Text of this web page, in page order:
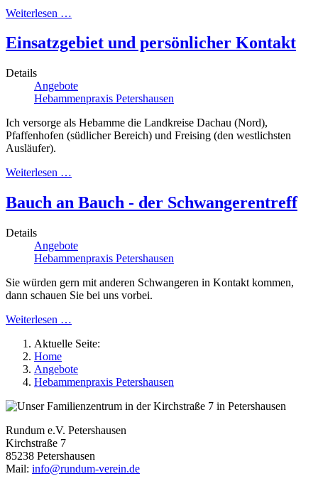
Weiterlesen …
Einsatzgebiet und persönlicher Kontakt
Details
Angebote
Hebammenpraxis Petershausen
Ich versorge als Hebamme die Landkreise Dachau (Nord),
Pfaffenhofen (südlicher Bereich) und Freising (den westlichsten
Ausläufer).
Weiterlesen …
Bauch an Bauch - der Schwangerentreff
Details
Angebote
Hebammenpraxis Petershausen
Sie würden gern mit anderen Schwangeren in Kontakt kommen,
dann schauen Sie bei uns vorbei.
Weiterlesen …
Aktuelle Seite:
Home
Angebote
Hebammenpraxis Petershausen
Rundum e.V. Petershausen
Kirchstraße 7
85238 Petershausen
Mail: info@rundum-verein.de